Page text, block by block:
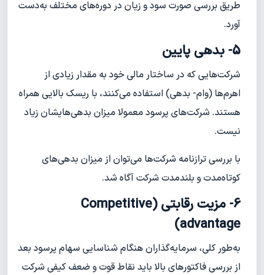
طریق بررسی صورت سود و زیان در دوره‌های مختلف به‌دست
آورد.
5- بدهی پایین
شرکت‌هایی که در ساختار مالی خود به مقدار زیادی از
اهرم‌ها (وام- بدهی) استفاده می‌کنند، با ریسک بالایی همراه
هستند. شرکت‌های پرسود معمولا میزان بدهی‌هایشان زیاد
نیست.
با بررسی ترازنامه شرکت‌ها می‌توان از میزان بدهی‌های
کوتاه‌مدت و بلندمدت شرکت آگاه شد.
6- مزیت رقابتی (Competitive
advantage)
به‌طور کلی، سرمایه‌گذاران هنگام شناسایی سهام پرسود بعد
از بررسی فاکتورهای بالا باید نقاط قوت و ضعف کیفی شرکت